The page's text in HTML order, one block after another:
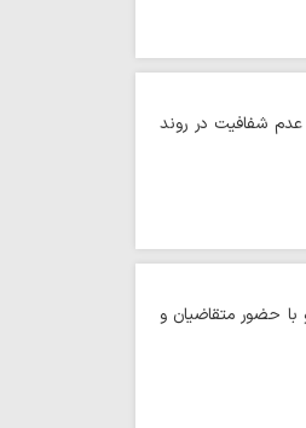
شفافیت در روند
با حضور متقاضیان و